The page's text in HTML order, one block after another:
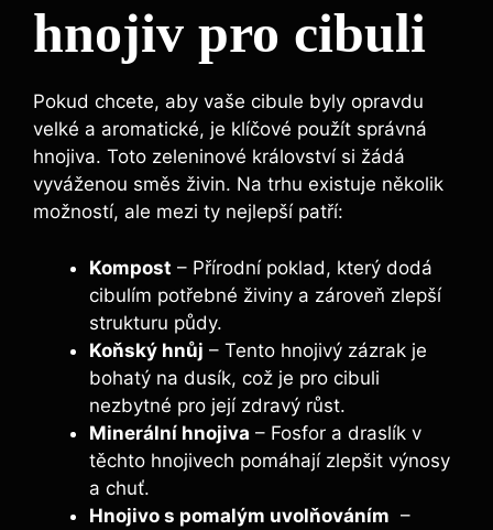
hnojiv pro ⁤cibuli
Pokud chcete, aby ⁣vaše cibule byly opravdu
velké a‌ aromatické, je klíčové použít správná
hnojiva. Toto zeleninové království si žádá
vyváženou směs ​živin. ​Na trhu existuje několik
možností, ale mezi ‍ty nejlepší patří:
Kompost –⁣ Přírodní‍ poklad, který dodá
cibulím⁤ potřebné živiny ⁢a⁤ zároveň‍ zlepší‌
strukturu‌ půdy.
Koňský hnůj – Tento‌ hnojivý zázrak je
bohatý na dusík, což je‍ pro cibuli
nezbytné pro její zdravý růst.
Minerální hnojiva – Fosfor a draslík v
těchto hnojivech pomáhají zlepšit výnosy
a chuť.
Hnojivo‍ s pomalým uvolňováním ⁢ –